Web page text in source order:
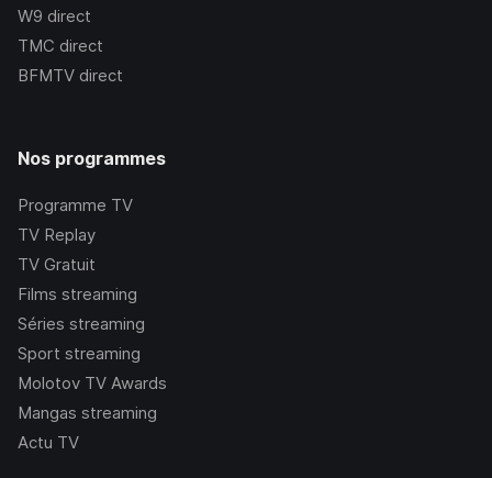
W9 direct
TMC direct
BFMTV direct
Nos programmes
Programme TV
TV Replay
TV Gratuit
Films streaming
Séries streaming
Sport streaming
Molotov TV Awards
Mangas streaming
Actu TV